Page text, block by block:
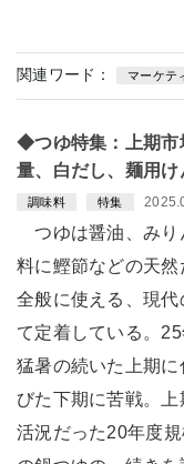
関連ワード： マーケテ
◆つゆ特集：上期
量、白だし、麺用け
調味料 特集
つゆは醤油、みり
料に鰹節などの天
全般に使える、現代
て定着している。
猛暑の続いた上期
びた下期に苦戦。
活況だった20年度